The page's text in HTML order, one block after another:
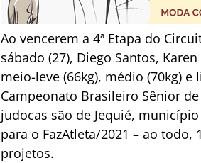
Ao vencerem a 4ª Etapa do
sábado (27), Diego Santos,
meio-leve (66kg), médio (70kg)
Campeonato Brasileiro Sênior
judocas são de Jequié,
para o FazAtleta/2021 – ao
projetos.